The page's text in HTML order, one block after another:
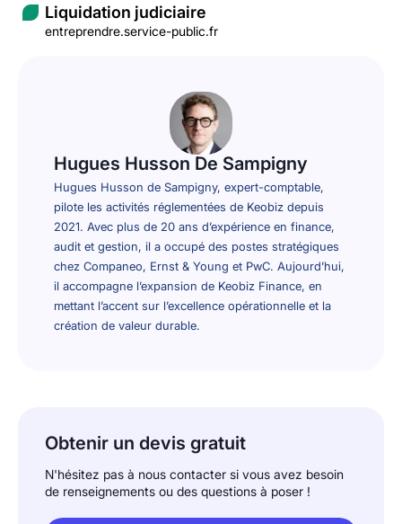
Liquidation judiciaire
entreprendre.service-public.fr
Hugues Husson De Sampigny
Hugues Husson de Sampigny, expert-comptable,
pilote les activités réglementées de Keobiz depuis
2021. Avec plus de 20 ans d’expérience en finance,
audit et gestion, il a occupé des postes stratégiques
chez Companeo, Ernst & Young et PwC. Aujourd’hui,
il accompagne l’expansion de Keobiz Finance, en
mettant l’accent sur l’excellence opérationnelle et la
création de valeur durable.
Obtenir un devis gratuit
N'hésitez pas à nous contacter si vous avez besoin
de renseignements ou des questions à poser !